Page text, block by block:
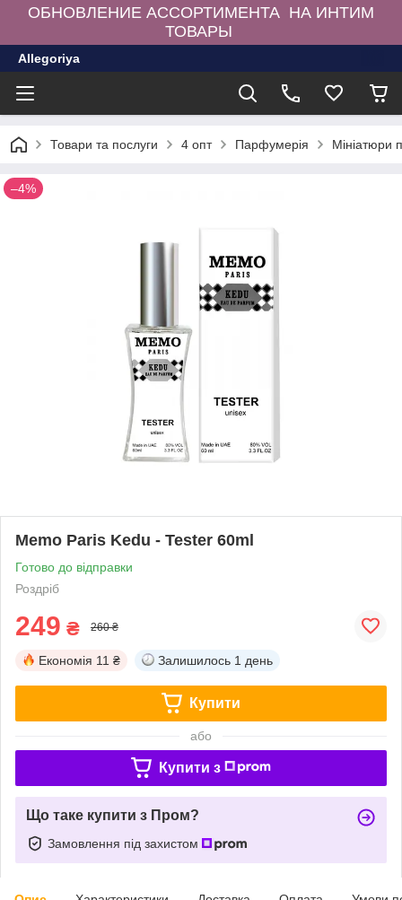
ОБНОВЛЕНИЕ АССОРТИМЕНТА НА ИНТИМ
ТОВАРЫ
Allegoriya
Товари та послуги 4 опт Парфумерія Мініатюри
–4%
Memo Paris Kedu - Tester 60ml
Готово до відправки
Роздріб
249 ₴ 260 ₴
Економія 11 ₴ Залишилось 1 день
Купити
або
Купити з
Що таке купити з Пром?
Замовлення під захистом